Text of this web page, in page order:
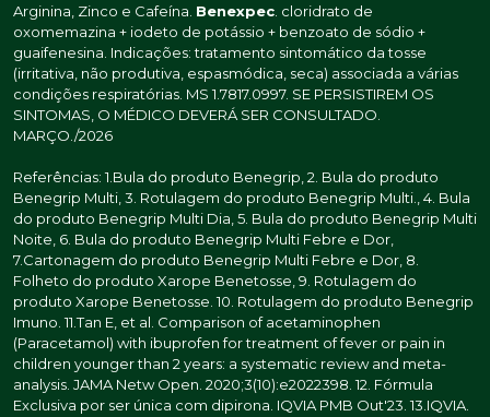
Arginina, Zinco e Cafeína. Benexpec . cloridrato de
oxomemazina + iodeto de potássio + benzoato de sódio +
guaifenesina. Indicações: tratamento sintomático da tosse
(irritativa, não produtiva, espasmódica, seca) associada a várias
condições respiratórias. MS 1.7817.0997. SE PERSISTIREM OS
SINTOMAS, O MÉDICO DEVERÁ SER CONSULTADO.
MARÇO./2026
Referências: 1.Bula do produto Benegrip, 2. Bula do produto
Benegrip Multi, 3. Rotulagem do produto Benegrip Multi., 4. Bula
do produto Benegrip Multi Dia, 5. Bula do produto Benegrip Multi
Noite, 6. Bula do produto Benegrip Multi Febre e Dor,
7.Cartonagem do produto Benegrip Multi Febre e Dor, 8.
Folheto do produto Xarope Benetosse, 9. Rotulagem do
produto Xarope Benetosse. 10. Rotulagem do produto Benegrip
Imuno. 11.Tan E, et al. Comparison of acetaminophen
(Paracetamol) with ibuprofen for treatment of fever or pain in
children younger than 2 years: a systematic review and meta-
analysis. JAMA Netw Open. 2020;3(10):e2022398. 12. Fórmula
Exclusiva por ser única com dipirona. IQVIA PMB Out'23. 13.IQVIA.